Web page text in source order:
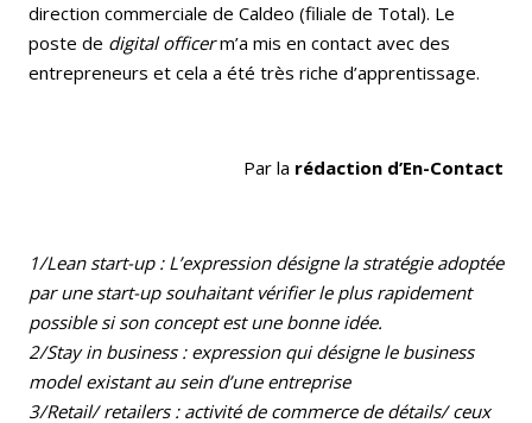
direction commerciale de Caldeo (filiale de Total). Le
poste de digital officerm’a mis en contact avec des
entrepreneurs et cela a été très riche d’apprentissage.
Par la rédaction d’En-Contact
1/Lean start-up : L’expression désigne la stratégie adoptée
par une start-up souhaitant vérifier le plus rapidement
possible si son concept est une bonne idée.
2/Stay in business : expression qui désigne le business
model existant au sein d’une entreprise
3/Retail/ retailers : activité de commerce de détails/ ceux